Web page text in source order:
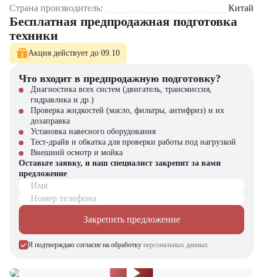
Безопасность
современная система
Где применяется Дизельный вилочный погрузчик
Zauberg DS15?
складах и логистических центрах;
производственных предприятиях;
небольших строительных площадках;
транспортных и грузовых терминалах;
объектах с ограниченным пространством для маневра техники.
Почему стоит выбрать Zauberg DS15?
Дизельный вилочный погрузчик Zauberg DS15 сочетает
компактность, надежность и экономичность, позволяя ускорить
погрузочно-разгрузочные процессы и повысить
производительность предприятия.
Купить Дизельный вилочный погрузчик Zauberg DS15
дилером и предлагает новые модели техники. На нашем сайте вы
Страна производитель:
Китай
Бесплатная предпродажная подготовка
техники
Акция действует до 09.10
Что входит в предпродажную подготовку?
Диагностика всех систем (двигатель, трансмиссия,
гидравлика и др.)
Проверка жидкостей (масло, фильтры, антифриз) и их
дозаправка
Установка навесного оборудования
Тест-драйв и обкатка для проверки работы под нагрузкой
Внешний осмотр и мойка
Оставьте заявку, и наш специалист закрепит за вами
предложение
Имя
Номер телефона
Закрепить предложение
Я подтверждаю согласие на обработку персональных данных